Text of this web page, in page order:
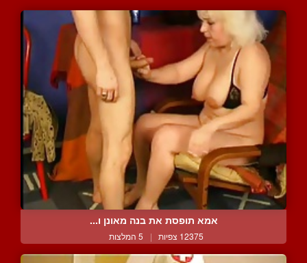
אמא תופסת את בנה מאונן ו...
12375 צפיות | 5 המלצות